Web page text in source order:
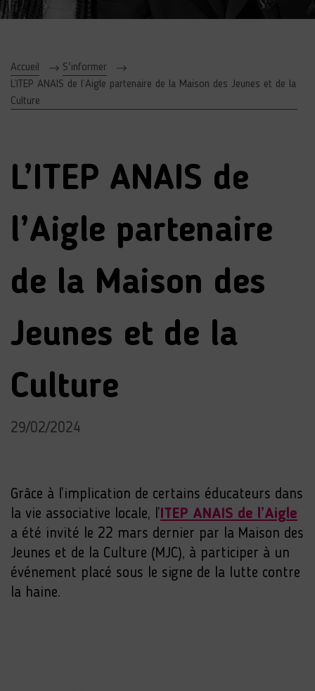
Accueil
S'informer
L’ITEP ANAIS de l’Aigle partenaire de la Maison des Jeunes et de la
Culture
L’ITEP ANAIS de
l’Aigle partenaire
de la Maison des
Jeunes et de la
Culture
29/02/2024
Grâce à l’implication de certains éducateurs dans
la vie associative locale, l’ITEP ANAIS de l’Aigle
a été invité le 22 mars dernier par la Maison des
Jeunes et de la Culture (MJC), à participer à un
événement placé sous le signe de la lutte contre
la haine.